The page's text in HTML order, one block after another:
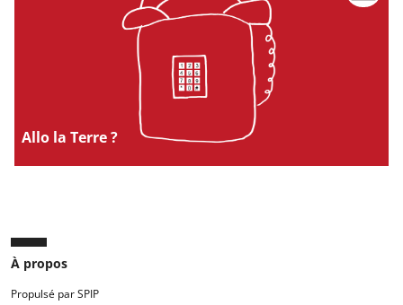
Allo la Terre ?
À propos
Propulsé par SPIP